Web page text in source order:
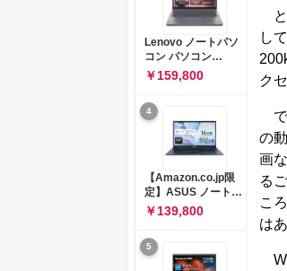
と
し
ク
で
の
画
る
こ
は
FMVWK3E15W_AZ
Lenovo ノートパソ
コン パソコン
IdeaPad Slim 3 14.0
インチ AMD
Ryzen™ 5 8640HS
メモリ16GB
SSD512GB
Microsoft 365 試用
版 Windows11 バッ
テリー駆動12.6時間
重量1.39kg ルナグレ
ー 83K9003JJP ノー
トPC
￥159,800
4
【Amazon.co.jp限
定】ASUS ノートパ
ソコン Vivobook 15
M1502NAQ 15.6イ
ンチ AMD Ryzen 7
170 メモリ16GB
SSD 512GB
￥139,800
5